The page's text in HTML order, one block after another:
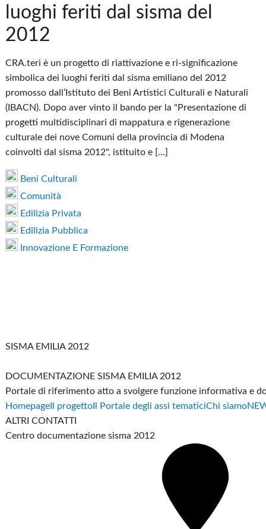
luoghi feriti dal sisma del
2012
CRA.teri è un progetto di riattivazione e ri-significazione
simbolica dei luoghi feriti dal sisma emiliano del 2012
promosso dall’Istituto dei Beni Artistici Culturali e Naturali
(IBACN). Dopo aver vinto il bando per la "Presentazione di
progetti multidisciplinari di mappatura e rigenerazione
culturale dei nove Comuni della provincia di Modena
coinvolti dal sisma 2012", istituito e […]
Beni Culturali
Comunità
Edilizia Privata
Edilizia Pubblica
Innovazione E Formazione
SISMA EMILIA 2012
DOCUMENTAZIONE SISMA EMILIA 2012
Portale di riferimento atto a svolgere funzione informativa e
HomepageIl progettoIl Portale degli assi tematiciChi siamo
ALTRI CONTATTI
Centro documentazione sisma 2012